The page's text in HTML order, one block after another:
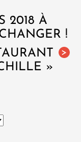
2018 À
!
>
»